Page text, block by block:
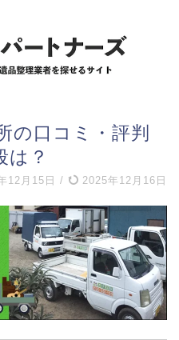
の口コミ・評判
は？
12月15日 / 2025年12月16日